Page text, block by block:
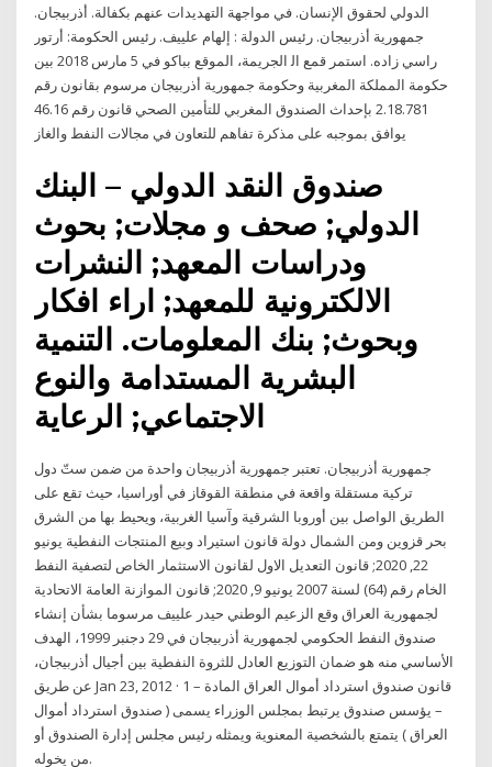
اﻟﺪوﻟﻲ ﻟﺤﻘﻮق اﻹﻧﺴﺎن. ﻓﻲ ﻣﻮاﺟﻬﺔ اﻟﺘﻬﺪﻳﺪات ﻋﻨﻬﻢ ﺑﻜﻔﺎﻟﺔ. أذرﺑﻴﺠﺎن.
ﺟﻤﻬﻮرﻳﺔ أذرﺑﻴﺠﺎن. رﺋﻴﺲ اﻟﺪوﻟﺔ : إﻟﻬﺎم ﻋﻠﻴﻴﻒ. رﺋﻴﺲ اﻟﺤﻜﻮﻣﺔ: أرﺗﻮر
راﺳﻲ زاده. اﺳﺘﻤﺮ ﻗﻤﻊ اﻟ الجريمة، الموقع بباكو في 5 مارس 2018 بين
حكومة المملكة المغربية وحكومة جمهورية أذربيجان مرسوم بقانون رقم
2.18.781 بإحداث الصندوق المغربي للتأمين الصحي قانون رقم 46.16
يوافق بموجبه على مذكرة تفاهم للتعاون في مجالات النفط والغاز
صندوق النقد الدولي – البنك
الدولي; صحف و مجلات; بحوث
ودراسات المعهد; النشرات
الالكترونية للمعهد; اراء افكار
وبحوث; بنك المعلومات. التنمية
البشرية المستدامة والنوع
الاجتماعي; الرعاية
جمهورية أذربيجان. تعتبر جمهورية أذربيجان واحدة من ضمن ستّ دول
تركية مستقلة واقعة في منطقة القوقاز في أوراسيا، حيث تقع على
الطريق الواصل بين أوروبا الشرقية وآسيا الغربية، ويحيط بها من الشرق
بحر قزوين ومن الشمال دولة قانون استيراد وبيع المنتجات النفطية يونيو
22, 2020; قانون التعديل الاول لقانون الاستثمار الخاص لتصفية النفط
الخام رقم (64) لسنة 2007 يونيو 9, 2020; قانون الموازنة العامة الاتحادية
لجمهورية العراق وقع الزعيم الوطني حيدر علييف مرسوما بشأن إنشاء
صندوق النفط الحكومي لجمهورية أذربيجان في 29 دجنبر 1999، الهدف
الأساسي منه هو ضمان التوزيع العادل للثروة النفطية بين أجيال أذربيجان،
عن طريق Jan 23, 2012 · قانون صندوق استرداد أموال العراق المادة – 1
– يؤسس صندوق يرتبط بمجلس الوزراء يسمى ( صندوق استرداد أموال
العراق ) يتمتع بالشخصية المعنوية ويمثله رئيس مجلس إدارة الصندوق أو
من يخوله.